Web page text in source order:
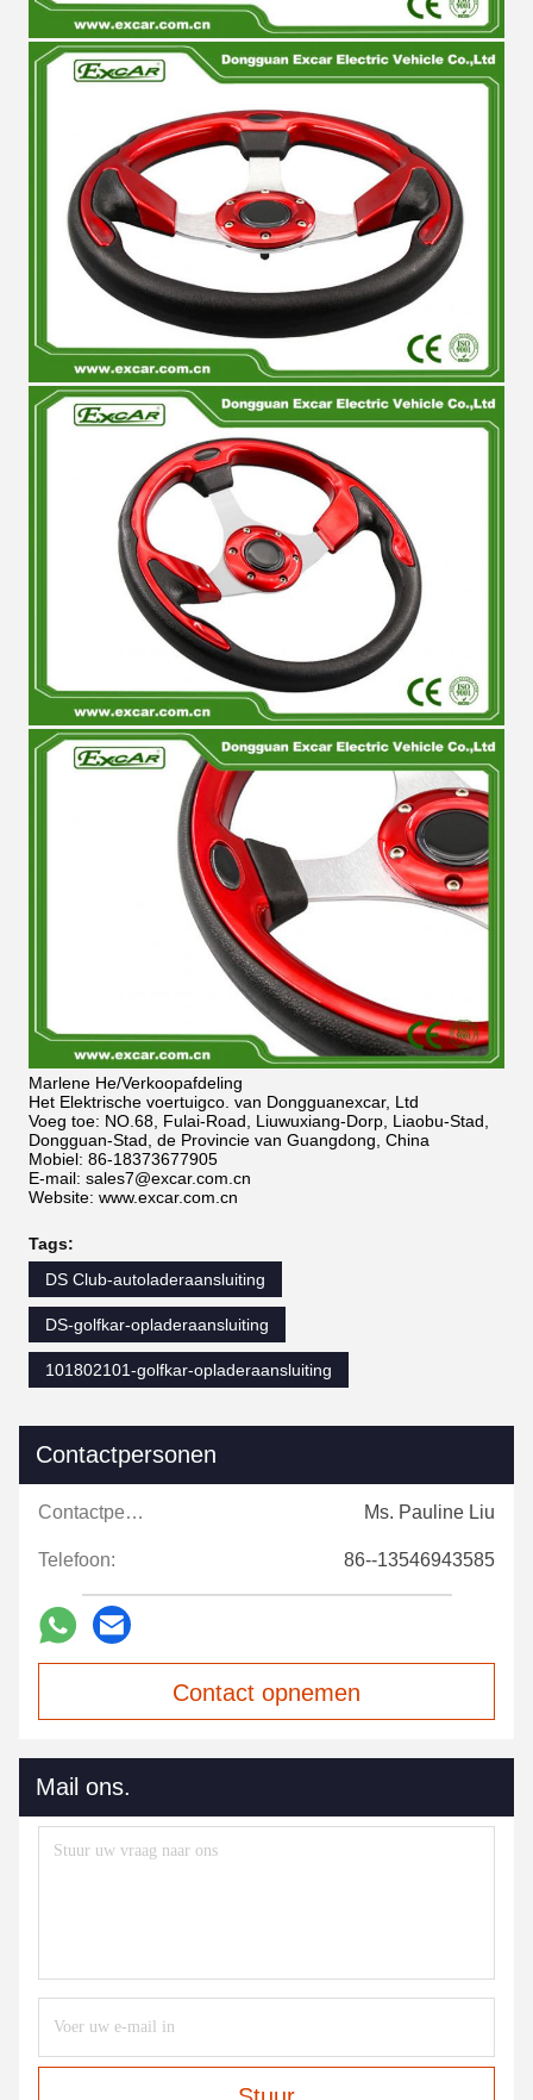
Marlene He/Verkoopafdeling
Het Elektrische voertuigco. van Dongguanexcar, Ltd
Voeg toe: NO.68, Fulai-Road, Liuwuxiang-Dorp, Liaobu-Stad,
Dongguan-Stad, de Provincie van Guangdong, China
Mobiel: 86-18373677905
E-mail: sales7@excar.com.cn
Website: www.excar.com.cn
Tags:
DS Club-autoladeraansluiting
DS-golfkar-opladeraansluiting
101802101-golfkar-opladeraansluiting
Contactpersonen
Contactpersonen: Ms. Pauline Liu
Telefoon: 86--13546943585
Contact opnemen
Mail ons.